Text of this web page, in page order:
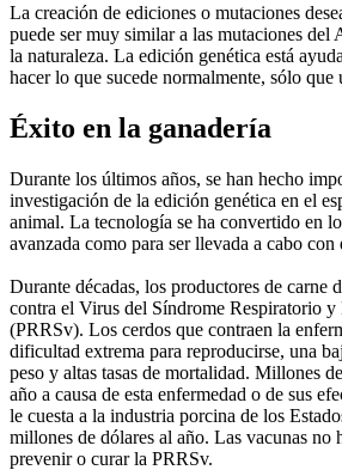
La creación de ediciones o mutaciones
puede ser muy similar a las mutaciones del
la naturaleza. La edición genética está
hacer lo que sucede normalmente, sólo que
Éxito en la ganadería
Durante los últimos años, se han hecho
investigación de la edición genética en el
animal. La tecnología se ha convertido en
avanzada como para ser llevada a cabo
Durante décadas, los productores de carne
contra el Virus del Síndrome Respiratorio
(PRRSv). Los cerdos que contraen la
dificultad extrema para reproducirse, una
peso y altas tasas de mortalidad. Millones
año a causa de esta enfermedad o de sus
le cuesta a la industria porcina de los
millones de dólares al año. Las vacunas no
prevenir o curar la PRRSv.